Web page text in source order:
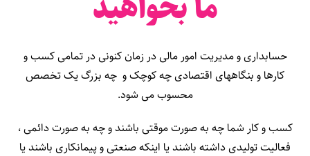
حسابداریو مدیریت امور مالی در زمان کنونی در تمامی کسب و
کارها و بنگاههای اقتصادی چه کوچک و چه بزرگ یک تخصص
محسوب می شود.
کسب و کار شما چه به صورت موقتی باشند و چه به صورت دائمی ،
فعالیت تولیدی داشته باشند یا اینکه صنعتی و پیمانکاری باشند یا